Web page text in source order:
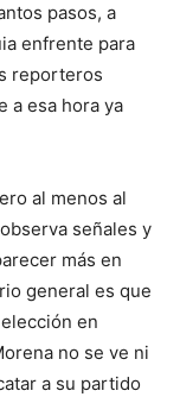
pasos, a
enfrente para
reporteros
a esa hora ya
al menos al
señales y
más en
general es que
en
no se ve ni
a su partido